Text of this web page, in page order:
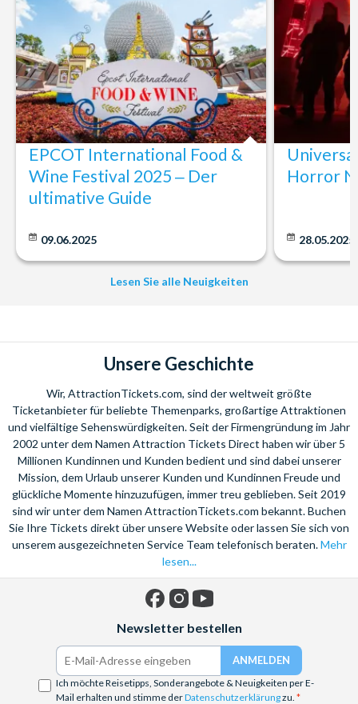
EPCOT International Food &
Wine Festival 2025 ‒ Der
ultimative Guide
09.06.2025
Horror
28.05.2025
Lesen Sie alle Neuigkeiten
Unsere Geschichte
Wir, AttractionTickets.com, sind der weltweit größte
Ticketanbieter für beliebte Themenparks, großartige Attraktionen
und vielfältige Sehenswürdigkeiten. Seit der Firmengründung im Jahr
2002 unter dem Namen Attraction Tickets Direct haben wir über 5
Millionen Kundinnen und Kunden bedient und sind dabei unserer
Mission, dem Urlaub unserer Kunden und Kundinnen Freude und
glückliche Momente hinzuzufügen, immer treu geblieben. Seit 2019
sind wir unter dem Namen AttractionTickets.com bekannt. Buchen
Sie Ihre Tickets direkt über unsere Website oder lassen Sie sich von
unserem ausgezeichneten Service Team telefonisch beraten.Mehr
lesen...
Newsletter bestellen
Ich möchte Reisetipps, Sonderangebote & Neuigkeiten per E-
Mail erhalten und stimme derDatenschutzerklärungzu.